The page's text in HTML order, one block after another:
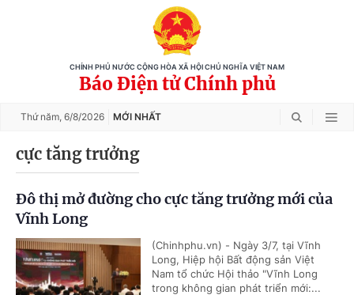
CHÍNH PHỦ NƯỚC CỘNG HÒA XÃ HỘI CHỦ NGHĨA VIỆT NAM
Báo Điện tử Chính phủ
Thứ năm, 6/8/2026 MỚI NHẤT
cực tăng trưởng
Đô thị mở đường cho cực tăng trưởng mới của
Vĩnh Long
(Chinhphu.vn) - Ngày 3/7, tại Vĩnh
Long, Hiệp hội Bất động sản Việt
Nam tổ chức Hội thảo "Vĩnh Long
trong không gian phát triển mới:...